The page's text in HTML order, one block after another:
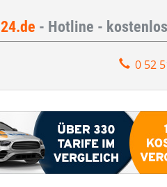
- Hotline -
0 52